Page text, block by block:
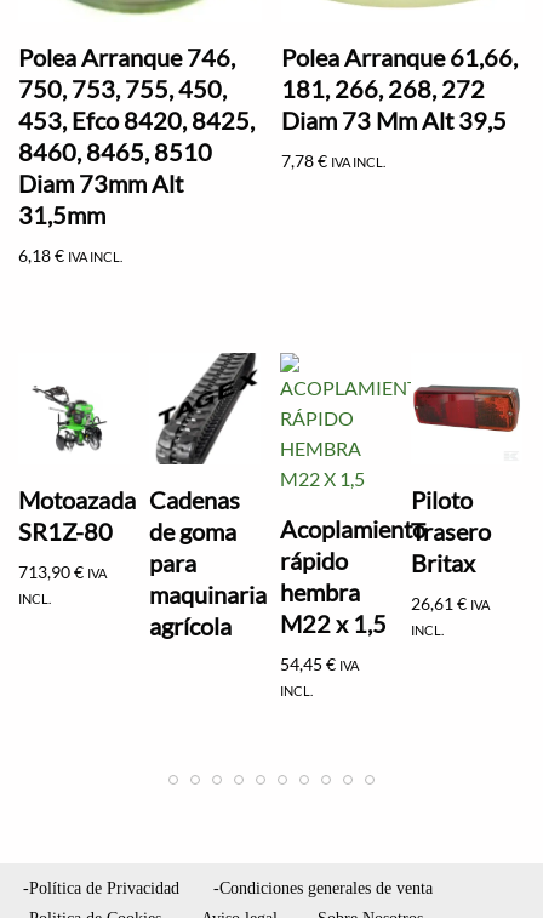
Polea Arranque 746,
750, 753, 755, 450,
453, Efco 8420, 8425,
8460, 8465, 8510
Diam 73mm Alt
31,5mm
6,18€ IVA INCL.
Polea Arranque 61,66,
181, 266, 268, 272
Diam 73 Mm Alt 39,5
7,78€ IVA INCL.
Motoazada
SR1Z-80
713,90€ IVA
INCL.
Cadenas
de goma
para
maquinaria
agrícola
Acoplamiento
rápido
hembra
M22 x 1,5
54,45€ IVA
INCL.
Piloto
Trasero
Britax
26,61€ IVA
INCL.
-Política de Privacidad
-Condiciones generales de venta